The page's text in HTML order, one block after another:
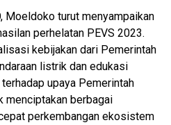
Moeldoko turut menyampaikan
perhelatan PEVS 2023.
kebijakan dari Pemerintah
listrik dan edukasi
upaya Pemerintah
menciptakan berbagai
perkembangan ekosistem